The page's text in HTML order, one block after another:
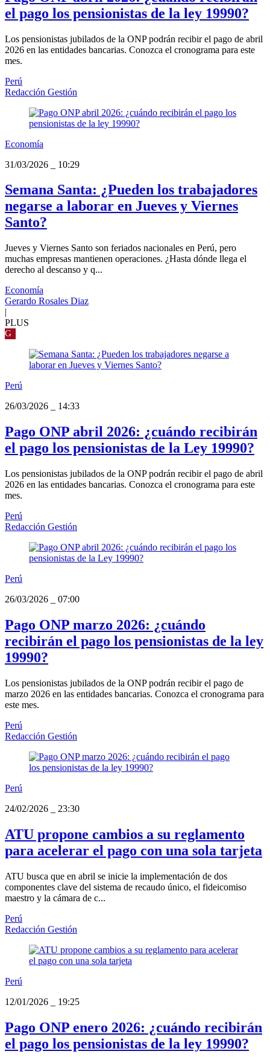
el pago los pensionistas de la ley 19990?
Los pensionistas jubilados de la ONP podrán recibir el pago de abril
2026 en las entidades bancarias. Conozca el cronograma para este
mes.
Perú
Redacción Gestión
Economía
31/03/2026
10:29
Semana Santa: ¿Pueden los trabajadores
negarse a laborar en Jueves y Viernes
Santo?
Jueves y Viernes Santo son feriados nacionales en Perú, pero
muchas empresas mantienen operaciones. ¿Hasta dónde llega el
derecho al descanso y q...
Economía
Gerardo Rosales Diaz
|
PLUS
G
Perú
26/03/2026
14:33
Pago ONP abril 2026: ¿cuándo recibirán
el pago los pensionistas de la Ley 19990?
Los pensionistas jubilados de la ONP podrán recibir el pago de abril
2026 en las entidades bancarias. Conozca el cronograma para este
mes.
Perú
Redacción Gestión
Perú
26/03/2026
07:00
Pago ONP marzo 2026: ¿cuándo
recibirán el pago los pensionistas de la ley
19990?
Los pensionistas jubilados de la ONP podrán recibir el pago de
marzo 2026 en las entidades bancarias. Conozca el cronograma para
este mes.
Perú
Redacción Gestión
Perú
24/02/2026
23:30
ATU propone cambios a su reglamento
para acelerar el pago con una sola tarjeta
ATU busca que en abril se inicie la implementación de dos
componentes clave del sistema de recaudo único, el fideicomiso
maestro y la cámara de c...
Perú
Redacción Gestión
Perú
12/01/2026
19:25
Pago ONP enero 2026: ¿cuándo recibirán
el pago los pensionistas de la ley 19990?